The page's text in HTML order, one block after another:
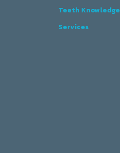
Teeth Knowledge
Services